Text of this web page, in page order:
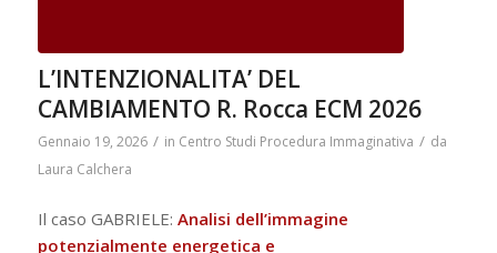
L’INTENZIONALITA’ DEL
CAMBIAMENTO R. Rocca ECM 2026
Gennaio 19, 2026 / in Centro Studi Procedura Immaginativa / da
Laura Calchera
Il caso GABRIELE: Analisi dell’immagine
potenzialmente energetica e